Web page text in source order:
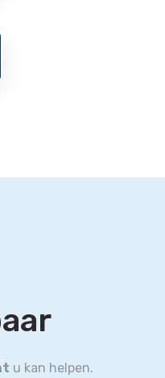
u kan helpen.